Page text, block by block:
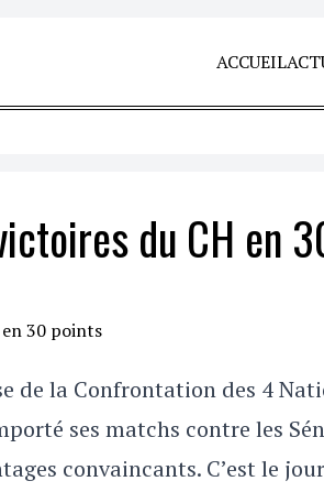
ACCUEIL
du CH en
de la Confrontation des 4
ses matchs contre les
convaincants. C’est le